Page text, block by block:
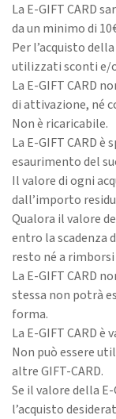
La E-GIFT CARD
da un minimo di
Per l’acquisto
utilizzati sconti e/
La E-GIFT CARD
di attivazione, né
Non è ricaricabile.
La E-GIFT CARD
esaurimento del
Il valore di ogni
dall’importo
Qualora il valore
entro la scadenza
resto né a
La E-GIFT CARD
stessa non potrà
forma.
La E-GIFT CARD
Non può essere
altre GIFT-CARD.
Se il valore della
l’acquisto